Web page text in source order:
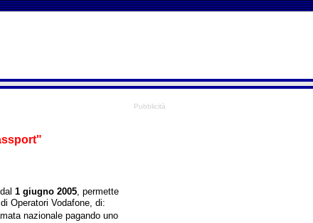
1 giugno 2005, permette
Operatori Vodafone, di:
nazionale pagando uno
Pubblicità